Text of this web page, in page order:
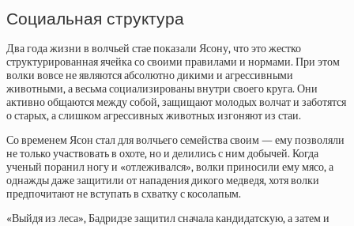
Социальная структура
Два года жизни в волчьей стае показали Ясону, что это жестко
структурированная ячейка со своими правилами и нормами. При этом
волки вовсе не являются абсолютно дикими и агрессивными
животными, а весьма социализированы внутри своего круга. Они
активно общаются между собой, защищают молодых волчат и заботятся
о старых, а слишком агрессивных животных изгоняют из стаи.
Со временем Ясон стал для волчьего семейства своим — ему позволяли
не только участвовать в охоте, но и делились с ним добычей. Когда
ученый поранил ногу и «отлеживался», волки приносили ему мясо, а
однажды даже защитили от нападения дикого медведя, хотя волки
предпочитают не вступать в схватку с косолапым.
«Выйдя из леса», Бадридзе защитил сначала кандидатскую, а затем и